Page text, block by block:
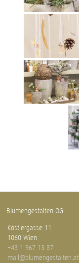
Blumengestalten OG
Köstlergasse 11
1060 Wien
+43 1 967 13 87
mail@blumengestalten.at